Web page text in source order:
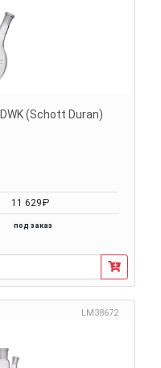
(Schott Duran)
11 629₽
под заказ
LM38672